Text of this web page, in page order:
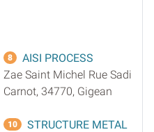
8
AISI PROCESS
Zae Saint Michel Rue Sadi
Carnot, 34770, Gigean
10
STRUCTURE METAL